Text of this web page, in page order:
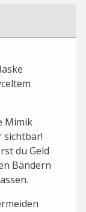
Mimik
sichtbar!
du Geld
Bändern